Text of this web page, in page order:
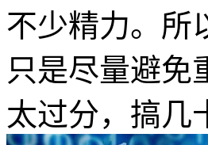
不少精力。所
只是尽量避免
太过分，搞几